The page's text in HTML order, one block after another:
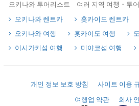
오키나와 투어리스트 여러 지역 여행・투
오키나와 렌트카
홋카이도 렌트카
오키나와 여행
홋카이도 여행
이시가키섬 여행
미야코섬 여행
개인 정보 보호 방침 사이트 이용
여행업 약관
회사